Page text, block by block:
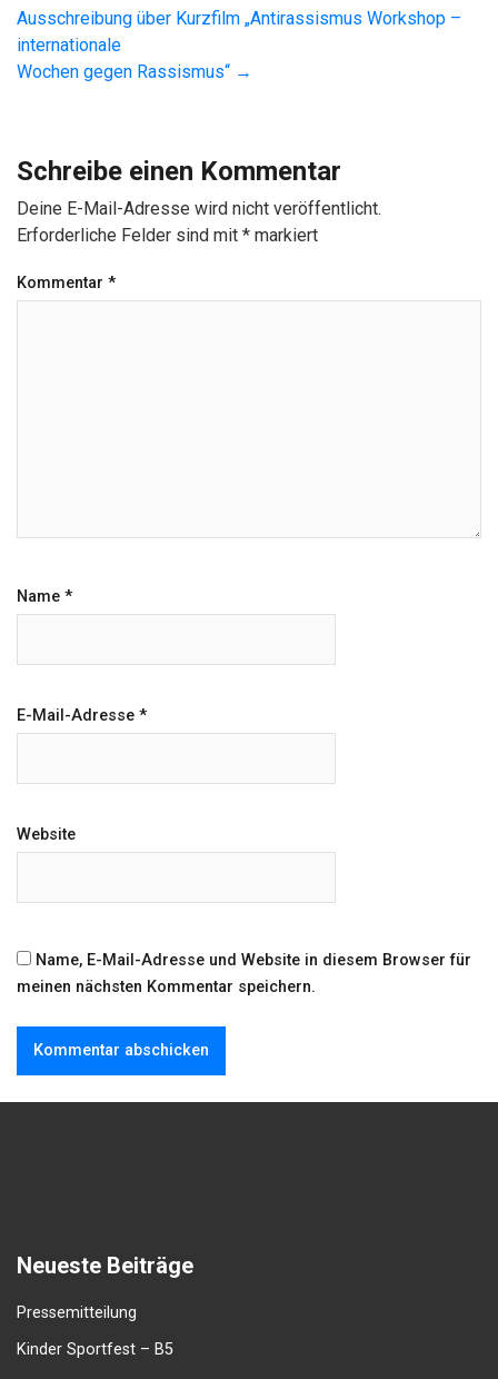
Ausschreibung über Kurzfilm „Antirassismus Workshop –
internationale
Wochen gegen Rassismus“ →
Schreibe einen Kommentar
Deine E-Mail-Adresse wird nicht veröffentlicht.
Erforderliche Felder sind mit * markiert
Kommentar *
Name *
E-Mail-Adresse *
Website
Name, E-Mail-Adresse und Website in diesem Browser für
meinen nächsten Kommentar speichern.
Neueste Beiträge
Pressemitteilung
Kinder Sportfest – B5